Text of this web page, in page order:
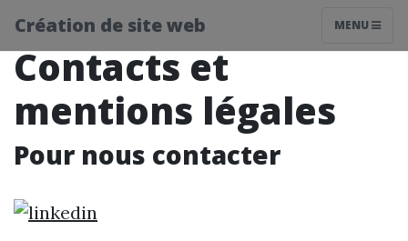
Création de site web MENU
Contacts et
mentions légales
Pour nous contacter